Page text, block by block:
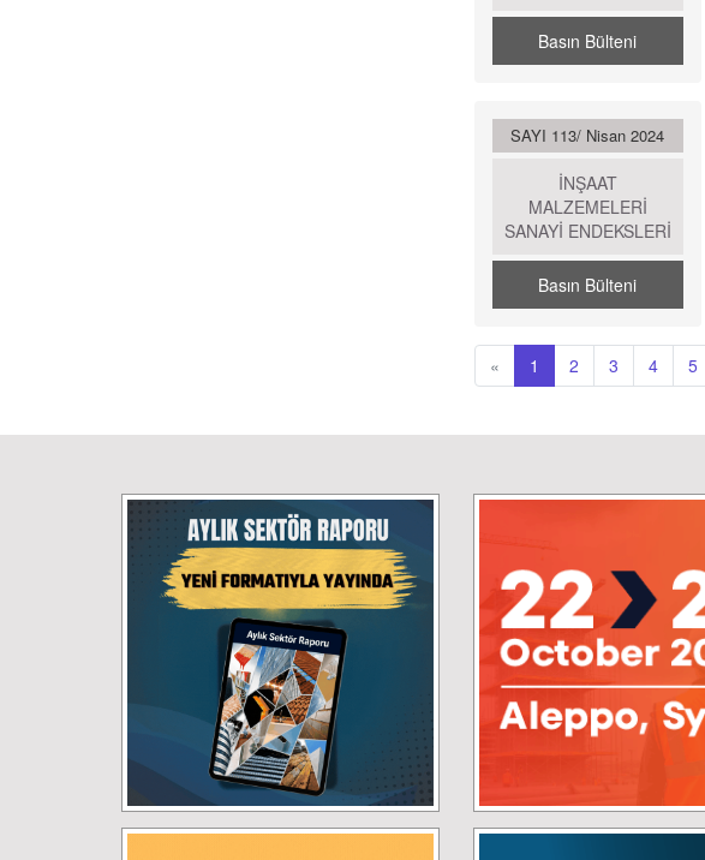
Basın Bülteni
SAYI 113/ Nisan 2024
İNŞAAT
MALZEMELERİ
SANAYİ ENDEKSLERİ
Basın Bülteni
« 1 2 3 4 5